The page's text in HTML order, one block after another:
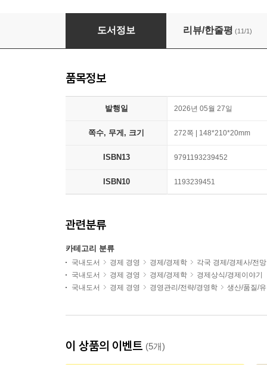
유통으로 그리는 돈의 지도
도서정보 리뷰/한줄평 (11/1)
품목정보
발행일 2026년 05월 27일
쪽수, 무게, 크기 272쪽 | 148*210*20mm
ISBN13 9791193239452
ISBN10 1193239451
관련분류
카테고리 분류
국내도서 경제 경영 경제/경제학
각국 경제/경제사/전망
국내도서
경제 경영 경제/경제학
경제상식/경제이야기
국내도서
경제 경영 경영관리/전략/경영학 생산/품질/
이 상품의 이벤트 (5개)